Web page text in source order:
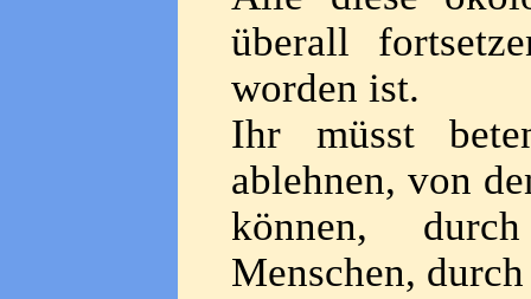
überall
worden ist.
Ihr müsst
ablehnen, von
können,
Menschen,